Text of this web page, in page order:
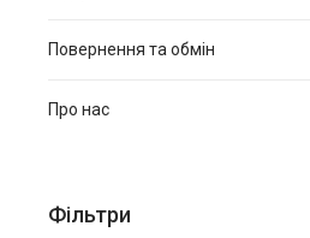
Повернення та обмін
Про нас
Фільтри